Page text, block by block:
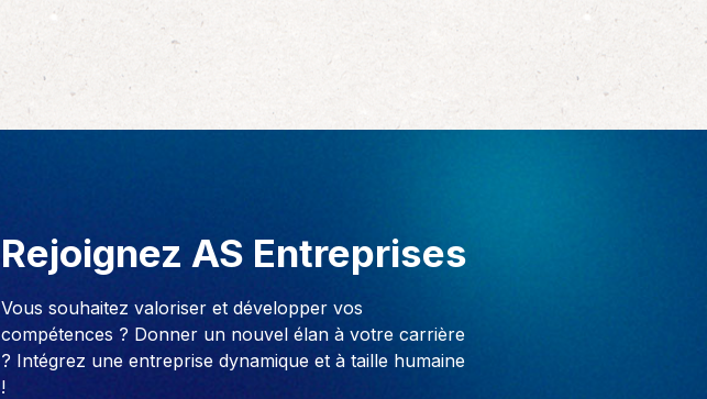
Rejoignez AS Entreprises
Vous souhaitez valoriser et développer vos
compétences ? Donner un nouvel élan à votre carrière
? Intégrez une entreprise dynamique et à taille humaine
!